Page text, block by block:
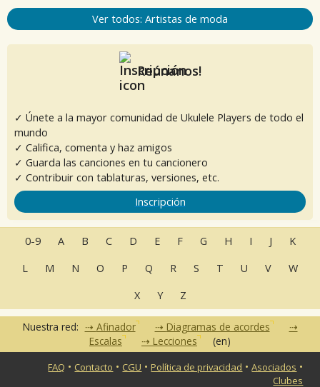
Ver todos: Artistas de moda
Reúnanos!
✓ Únete a la mayor comunidad de Ukulele Players de todo el
mundo
✓ Califica, comenta y haz amigos
✓ Guarda las canciones en tu cancionero
✓ Contribuir con tablaturas, versiones, etc.
Inscripción
0-9 A B C D E F G H I J
K
L
M N O P Q R S T U V
W
X
Y Z
Nuestra red: Afinador
Diagramas de acordes
Escalas
Lecciones (en)
FAQ • Contacto • CGU •Política de privacidad •Asociados •
Clubes